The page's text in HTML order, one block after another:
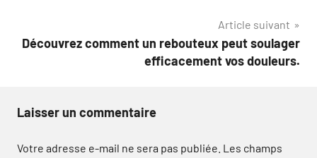
Article suivant
Découvrez comment un rebouteux peut soulager
efficacement vos douleurs.
Laisser un commentaire
Votre adresse e-mail ne sera pas publiée. Les champs